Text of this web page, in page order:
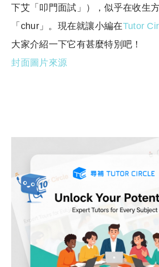
下艾「叩門面試」），似乎在收生
「 chur」。現在就讓小編在Tutor
大家介紹一下它有甚麼特別吧！
封面圖片來源